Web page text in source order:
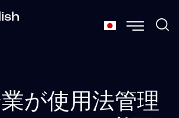
が使用法管理